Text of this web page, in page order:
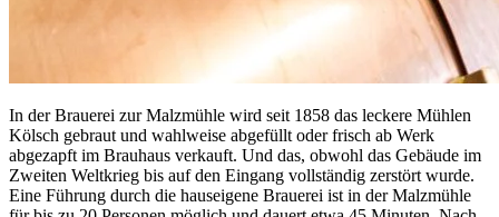
In der Brauerei zur Malzmühle wird seit 1858 das leckere Mühlen
Kölsch gebraut und wahlweise abgefüllt oder frisch ab Werk
abgezapft im Brauhaus verkauft. Und das, obwohl das Gebäude im
Zweiten Weltkrieg bis auf den Eingang vollständig zerstört wurde.
Eine Führung durch die hauseigene Brauerei ist in der Malzmühle